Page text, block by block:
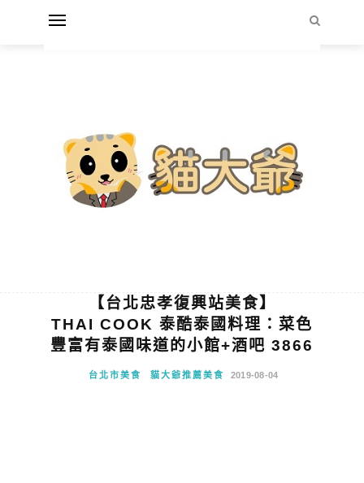
【台北忠孝復興站美食】
THAI COOK 泰酷泰國料理：菜色
豐富有泰國味道的小館+酒吧 3866
台北市美食 貓大爺推薦美食 2019-08-04